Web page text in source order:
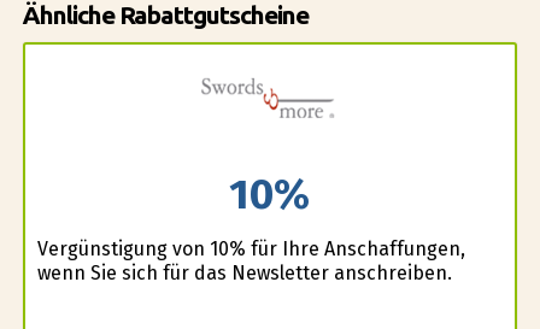
Ähnliche Rabattgutscheine
10%
Vergünstigung von 10% für Ihre Anschaffungen,
wenn Sie sich für das Newsletter anschreiben.